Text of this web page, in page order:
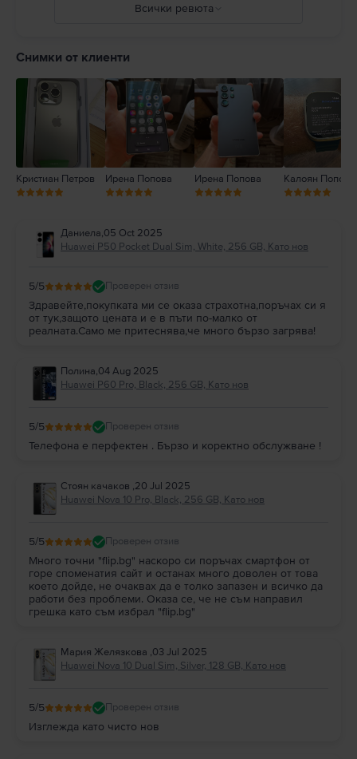
Всички ревюта
Снимки от клиенти
Кристиан Петров Ирена Попова Ирена Попова Калоян Попов
Даниела,05 Oct 2025
Huawei P50 Pocket Dual Sim, White, 256 GB, Като нов
5/5 Проверен отзив
Здравейте,покупката ми се оказа страхотна,поръчах си я
от тук,защото цената и е в пъти по-малко от
реалната.Само ме притеснява,че много бързо загрява!
Полина,04 Aug 2025
Huawei P60 Pro, Black, 256 GB, Като нов
5/5 Проверен отзив
Телефона е перфектен . Бързо и коректно обслужване !
Стоян качаков ,20 Jul 2025
Huawei Nova 10 Pro, Black, 256 GB, Като нов
5/5 Проверен отзив
Много точни "flip.bg" наскоро си поръчах смартфон от
горе споменатия сайт и останах много доволен от това
което дойде, не очаквах да е толко запазен и всичко да
работи без проблеми. Оказа се, че не съм направил
грешка като съм избрал "flip.bg"
Мария Желязкова ,03 Jul 2025
Huawei Nova 10 Dual Sim, Silver, 128 GB, Като нов
5/5 Проверен отзив
Изглежда като чисто нов